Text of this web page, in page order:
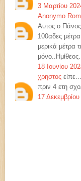
3 Μαρτίου
Anonymo
Αυτος ο
100αδες
μερικά μέτρα
18 Ιουνίου
χρηστος είπε...
πριν 4 ετη
17